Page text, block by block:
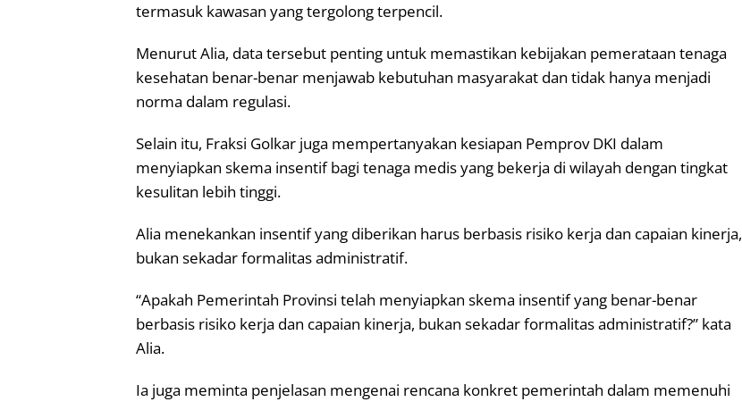
termasuk kawasan yang tergolong terpencil.
Menurut Alia, data tersebut penting untuk memastikan kebijakan pemerataan tenaga
kesehatan benar-benar menjawab kebutuhan masyarakat dan tidak hanya menjadi
norma dalam regulasi.
Selain itu, Fraksi Golkar juga mempertanyakan kesiapan Pemprov DKI dalam
menyiapkan skema insentif bagi tenaga medis yang bekerja di wilayah dengan tingkat
kesulitan lebih tinggi.
Alia menekankan insentif yang diberikan harus berbasis risiko kerja dan capaian kinerja,
bukan sekadar formalitas administratif.
“Apakah Pemerintah Provinsi telah menyiapkan skema insentif yang benar-benar
berbasis risiko kerja dan capaian kinerja, bukan sekadar formalitas administratif?” kata
Alia.
Ia juga meminta penjelasan mengenai rencana konkret pemerintah dalam memenuhi